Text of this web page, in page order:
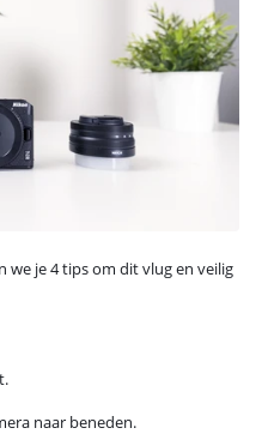
we je 4 tips om dit vlug en veilig
naar beneden.